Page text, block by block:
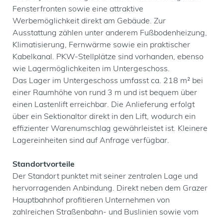
Fensterfronten sowie eine attraktive
Werbemöglichkeit direkt am Gebäude. Zur
Ausstattung zählen unter anderem Fußbodenheizung,
Klimatisierung, Fernwärme sowie ein praktischer
Kabelkanal. PKW-Stellplätze sind vorhanden, ebenso
wie Lagermöglichkeiten im Untergeschoss.
Das Lager im Untergeschoss umfasst ca. 218 m² bei
einer Raumhöhe von rund 3 m und ist bequem über
einen Lastenlift erreichbar. Die Anlieferung erfolgt
über ein Sektionaltor direkt in den Lift, wodurch ein
effizienter Warenumschlag gewährleistet ist. Kleinere
Lagereinheiten sind auf Anfrage verfügbar.
Standortvorteile
Der Standort punktet mit seiner zentralen Lage und
hervorragenden Anbindung. Direkt neben dem Grazer
Hauptbahnhof profitieren Unternehmen von
zahlreichen Straßenbahn- und Buslinien sowie vom